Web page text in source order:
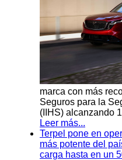
marca con más
Seguros para la
(IIHS) alcanzando
Leer más...
Terpel pone en
más potente del
carga hasta en un